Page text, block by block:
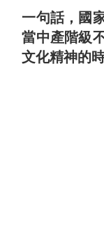
一句話，國
當中產階級
文化精神的